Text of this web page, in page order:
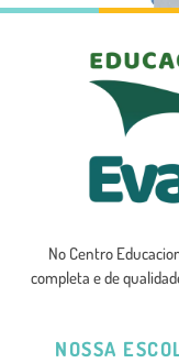
No Centro
completa e de
NOSSA